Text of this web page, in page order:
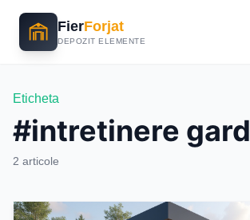
FierForjat
DEPOZIT ELEMENTE
Eticheta
#intretinere gard
2 articole